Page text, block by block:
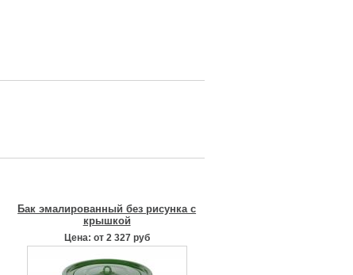
Бак эмалированный без рисунка с
крышкой
Цена: от 2 327 руб